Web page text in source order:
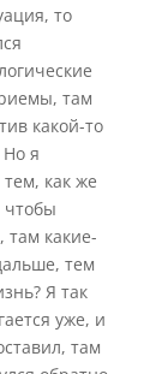
то
там
какой-то
Но я
как же
чтобы
там какие-
тем
Я так
уже, и
там